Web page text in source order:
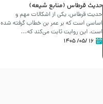
حدیث قرطاس (منابع شیعه)
حدیث قرطاس، یکی از اشکالات مهم و
اساسی است که بر عمر بن خطاب گرفته شده
است، این روایت ثابت می‌کند که...
۱۶ /۰۵/ ۱۴۰۵